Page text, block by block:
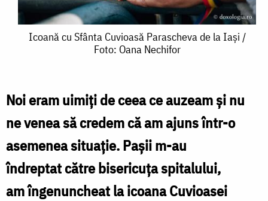
Icoană
Cuvioasă
Parascheva
de
la
Iași
Icoană cu Sfânta Cuvioasă Parascheva de la Iași /
Foto: Oana Nechifor
Noi eram uimiţide ceea ce auzeamşi nu
ne venea săcredem căamajuns într-o
asemeneasituaţie. Pașii m-au
îndreptatcătre bisericuţaspitalului,
amîngenuncheat la icoana Cuvioasei